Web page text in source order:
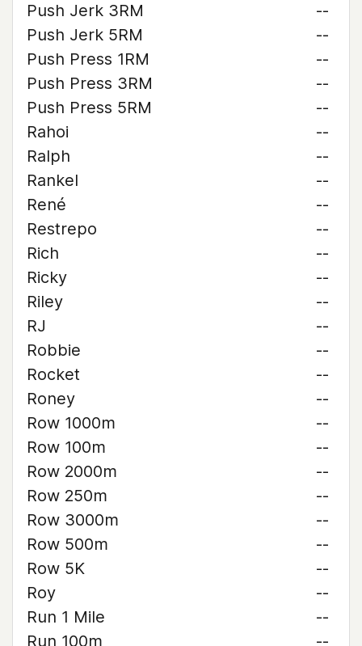
Push Jerk 3RM
--
Push Jerk 5RM
--
Push Press 1RM
--
Push Press 3RM
--
Push Press 5RM
--
Rahoi
--
Ralph
--
Rankel
--
René
--
Restrepo
--
Rich
--
Ricky
--
Riley
--
RJ
--
Robbie
--
Rocket
--
Roney
--
Row 1000m
--
Row 100m
--
Row 2000m
--
Row 250m
--
Row 3000m
--
Row 500m
--
Row 5K
--
Roy
--
Run 1 Mile
--
Run 100m
--